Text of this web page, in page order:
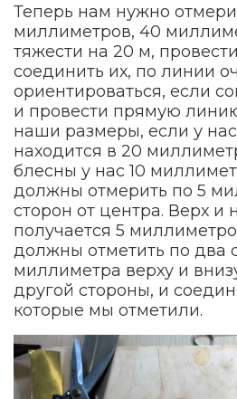
Теперь нам нужно
миллиметров, 40
тяжести на 20 м,
соединить их, по линии
ориентироваться, если
и провести прямую
наши размеры, если у
находится в 20
блесны у нас 10
должны отмерить по 5
сторон от центра. Верх и
получается 5
должны отметить по два
миллиметра верху и
другой стороны, и
которые мы отметили.